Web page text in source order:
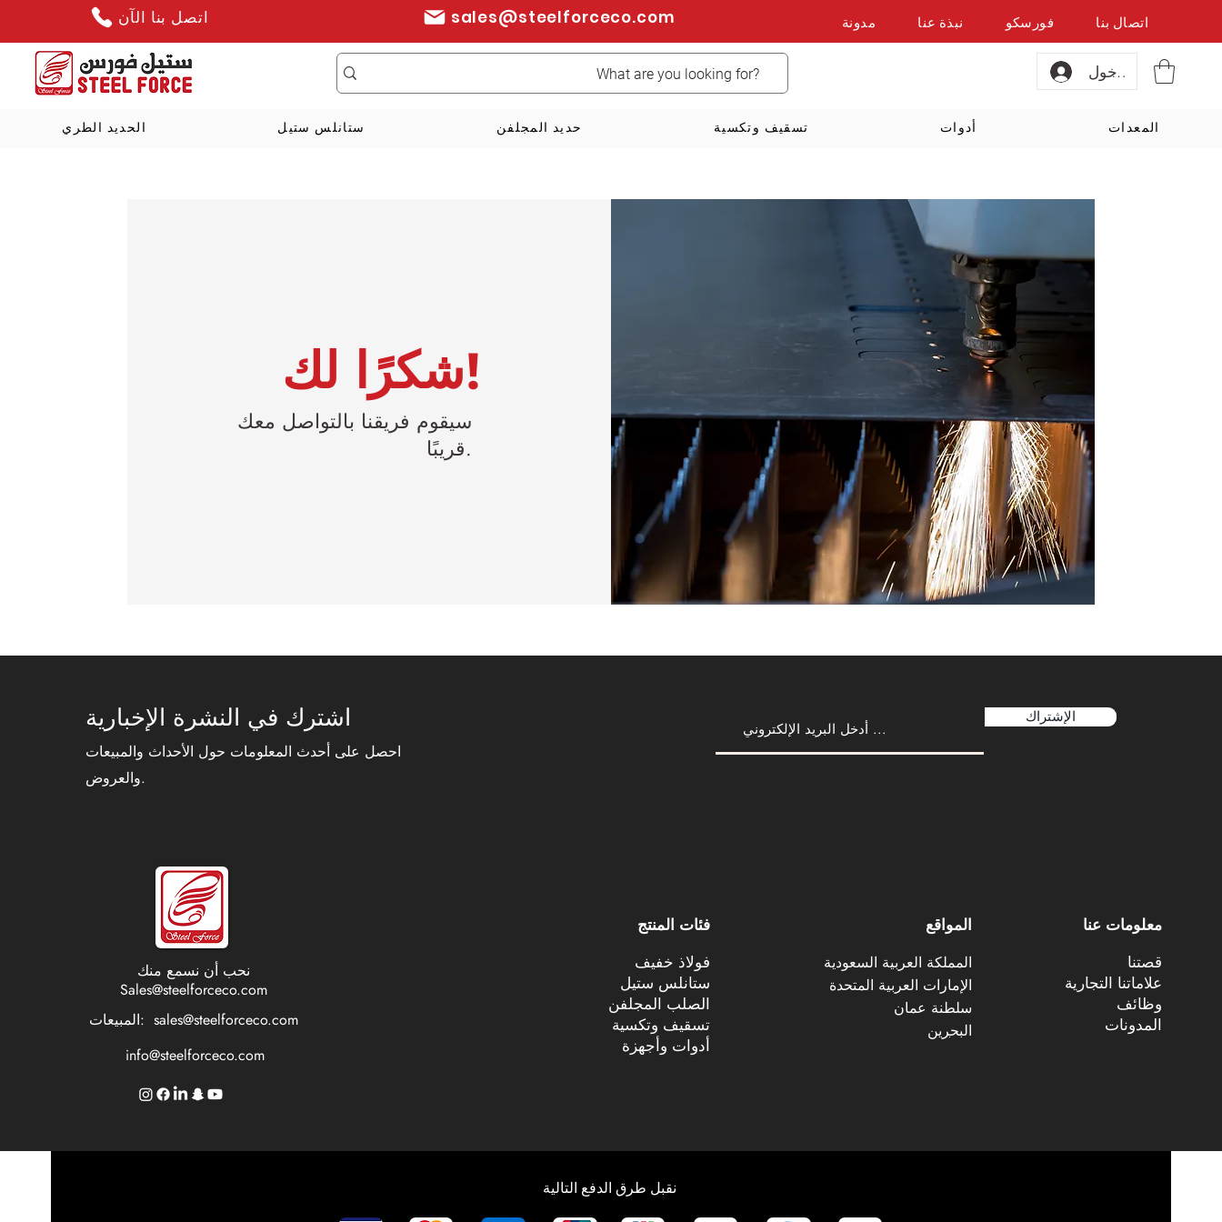
اتصل بنا الآن sales@steelforceco.com مدونة نبذة عنا فورسكو اتصال بنا
تسجيل الدخول
الحديد الطري ستانلس ستيل حديد المجلفن تسقيف وتكسية أدوات المعدات
شكرًا لك!
سيقوم فريقنا بالتواصل معك
قريبًا.
اشترك في النشرة الإخبارية
احصل على أحدث المعلومات حول الأحداث والمبيعات
والعروض.
الإشتراك
نحب أن نسمع منك
Sales@steelforceco.com
المبيعات:sales@steelforceco.com
info@steelforceco.com
فئات المنتج
فولاذ خفيف
ستانلس ستيل
الصلب المجلفن
تسقيف وتكسية
أدوات وأجهزة
المواقع
المملكة العربية السعودية
الإمارات العربية المتحدة
سلطنة عمان
البحرين
معلومات عنا
قصتنا
علاماتنا التجارية
وظائف
المدونات
نقبل طرق الدفع التالية